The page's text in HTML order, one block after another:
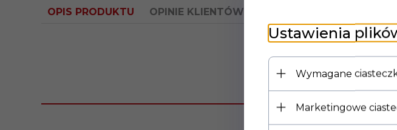
OPIS PRODUKTU OPINIE KLIENTÓW
Śruba z łbem
Ustawienia
Wymagane
Marketingowe